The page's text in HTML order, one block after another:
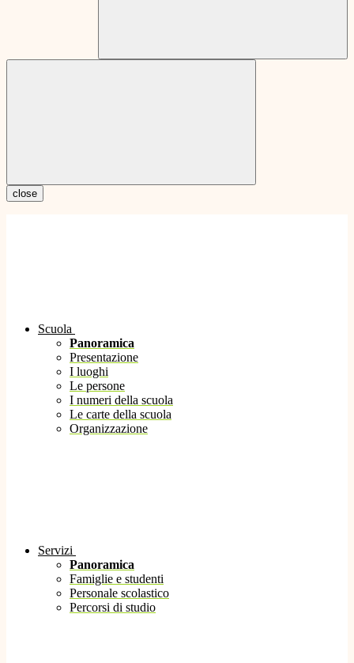
close
Scuola
Panoramica
Presentazione
I luoghi
Le persone
I numeri della scuola
Le carte della scuola
Organizzazione
Servizi
Panoramica
Famiglie e studenti
Personale scolastico
Percorsi di studio